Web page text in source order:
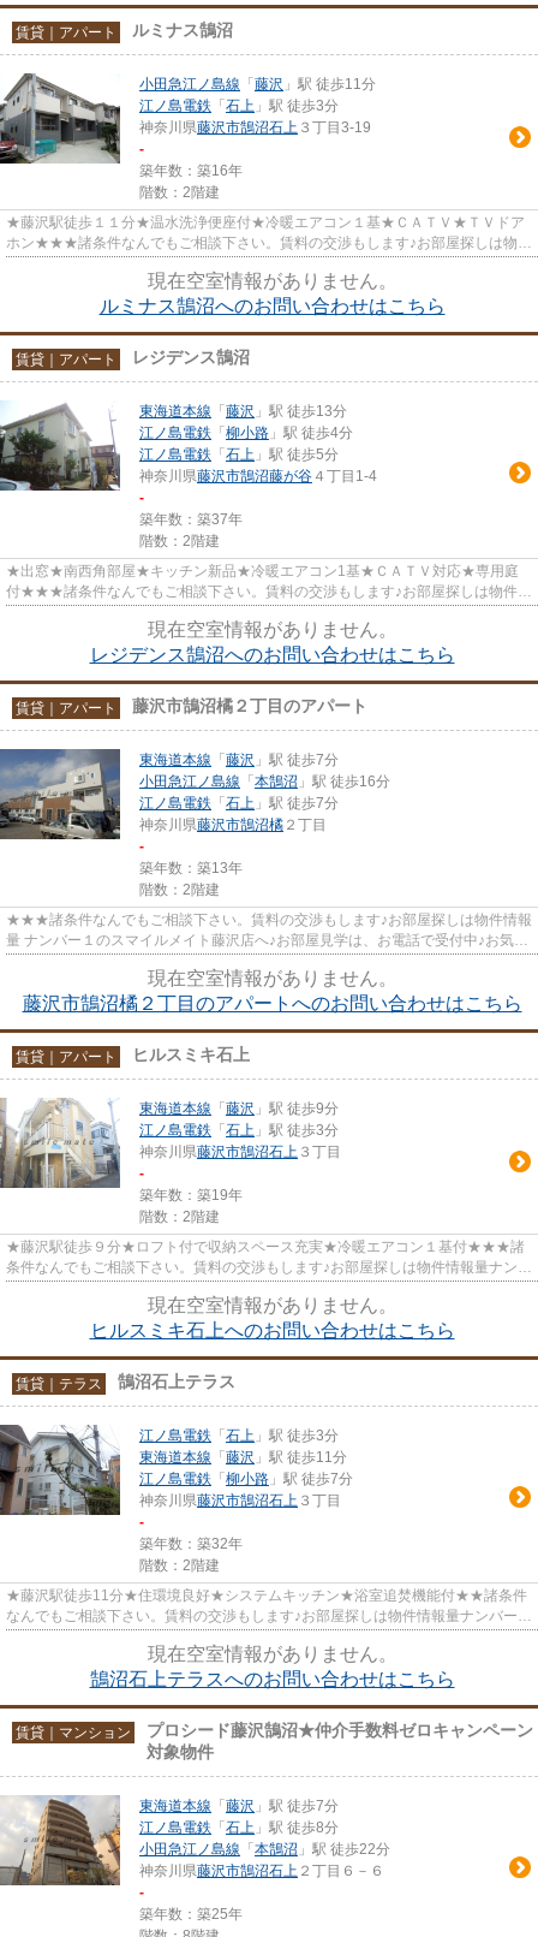
賃貸｜アパート ルミナス鵠沼
小田急江ノ島線 「 藤沢 」駅 徒歩11分
江ノ島電鉄 「 石上 」駅 徒歩3分
神奈川県藤沢市鵠沼石上 ３丁目3-19
-
築年数：築16年
階数：2階建
★藤沢駅徒歩１１分★温水洗浄便座付★冷暖エアコン１基★ＣＡＴＶ★ＴＶドア
ホン★★★諸条件なんでもご相談下さい。賃料の交渉もします♪お部屋探しは物件
現在空室情報がありません。
ルミナス鵠沼へのお問い合わせはこちら
賃貸｜アパート レジデンス鵠沼
東海道本線 「 藤沢 」駅 徒歩13分
江ノ島電鉄 「 柳小路 」駅 徒歩4分
江ノ島電鉄 「 石上 」駅 徒歩5分
神奈川県藤沢市鵠沼藤が谷 ４丁目1-4
-
築年数：築37年
階数：2階建
★出窓★南西角部屋★キッチン新品★冷暖エアコン1基★ＣＡＴＶ対応★専用庭
付★★★諸条件なんでもご相談下さい。賃料の交渉もします♪お部屋探しは物件情
現在空室情報がありません。
レジデンス鵠沼へのお問い合わせはこちら
賃貸｜アパート 藤沢市鵠沼橘２丁目のアパート
東海道本線 「 藤沢 」駅 徒歩7分
小田急江ノ島線 「 本鵠沼 」駅 徒歩16分
江ノ島電鉄 「 石上 」駅 徒歩7分
神奈川県藤沢市鵠沼橘 ２丁目
-
築年数：築13年
階数：2階建
★★★諸条件なんでもご相談下さい。賃料の交渉もします♪お部屋探しは物件情報
量 ナンバー１のスマイルメイト藤沢店へ♪お部屋見学は、お電話で受付中♪お気軽
現在空室情報がありません。
藤沢市鵠沼橘２丁目のアパートへのお問い合わせはこちら
賃貸｜アパート ヒルスミキ石上
東海道本線 「 藤沢 」駅 徒歩9分
江ノ島電鉄 「 石上 」駅 徒歩3分
神奈川県藤沢市鵠沼石上 ３丁目
-
築年数：築19年
階数：2階建
★藤沢駅徒歩９分★ロフト付で収納スペース充実★冷暖エアコン１基付★★★諸
条件なんでもご相談下さい。賃料の交渉もします♪お部屋探しは物件情報量ナンバ
現在空室情報がありません。
ヒルスミキ石上へのお問い合わせはこちら
賃貸｜テラス 鵠沼石上テラス
江ノ島電鉄 「 石上 」駅 徒歩3分
東海道本線 「 藤沢 」駅 徒歩11分
江ノ島電鉄 「 柳小路 」駅 徒歩7分
神奈川県藤沢市鵠沼石上 ３丁目
-
築年数：築32年
階数：2階建
★藤沢駅徒歩11分★住環境良好★システムキッチン★浴室追焚機能付★★諸条件
なんでもご相談下さい。賃料の交渉もします♪お部屋探しは物件情報量ナンバー１
現在空室情報がありません。
鵠沼石上テラスへのお問い合わせはこちら
賃貸｜マンション
プロシード藤沢鵠沼★仲介手数料ゼロキャンペーン
対象物件
東海道本線 「 藤沢 」駅 徒歩7分
江ノ島電鉄 「 石上 」駅 徒歩8分
小田急江ノ島線 「 本鵠沼 」駅 徒歩22分
神奈川県藤沢市鵠沼石上 ２丁目６－６
-
築年数：築25年